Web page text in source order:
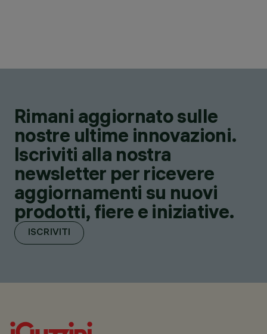
Rimani aggiornato sulle
nostre ultime innovazioni.
Iscriviti alla nostra
newsletter per ricevere
aggiornamenti su nuovi
prodotti, fiere e iniziative.
ISCRIVITI